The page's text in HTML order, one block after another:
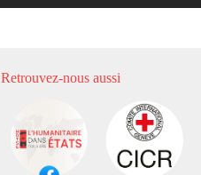
Retrouvez-nous aussi